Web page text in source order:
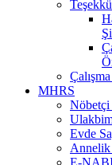
MHRS
Nöbetçi
Evde
Annelik
E-